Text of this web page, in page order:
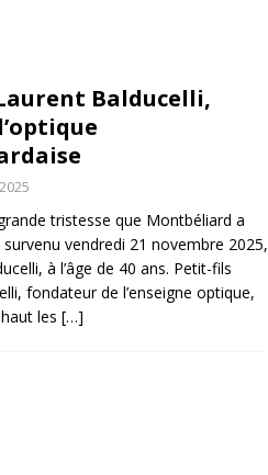
Balducelli,
tristesse que Montbéliard a
vendredi 21 novembre 2025,
à l’âge de 40 ans. Petit-fils
fondateur de l’enseigne optique,
les […]